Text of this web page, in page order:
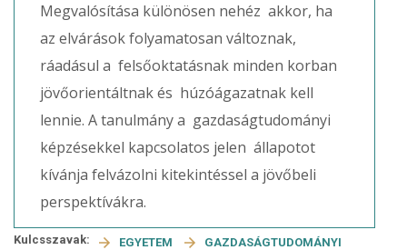
Megvalósítása különösen nehéz akkor, ha
az elvárások folyamatosan változnak,
ráadásul a felsőoktatásnak minden korban
jövőorientáltnak és húzóágazatnak kell
lennie. A tanulmány a gazdaságtudományi
képzésekkel kapcsolatos jelen állapotot
kívánja felvázolni kitekintéssel a jövőbeli
perspektívákra.
Kulcsszavak: EGYETEM
GAZDASÁGTUDOMÁNYI